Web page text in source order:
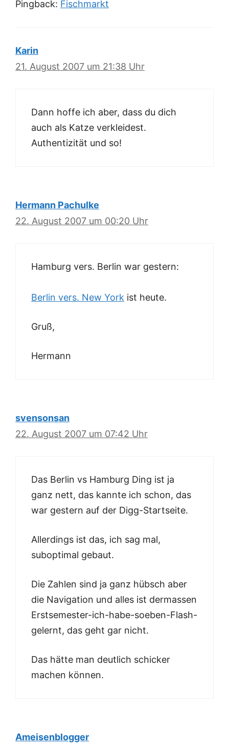
Pingback: Fischmarkt
Karin
21. August 2007 um 21:38 Uhr
Dann hoffe ich aber, dass du dich
auch als Katze verkleidest.
Authentizität und so!
Hermann Pachulke
22. August 2007 um 00:20 Uhr
Hamburg vers. Berlin war gestern:
Berlin vers. New York ist heute.
Gruß,
Hermann
svensonsan
22. August 2007 um 07:42 Uhr
Das Berlin vs Hamburg Ding ist ja
ganz nett, das kannte ich schon, das
war gestern auf der Digg-Startseite.
Allerdings ist das, ich sag mal,
suboptimal gebaut.
Die Zahlen sind ja ganz hübsch aber
die Navigation und alles ist dermassen
Erstsemester-ich-habe-soeben-Flash-
gelernt, das geht gar nicht.
Das hätte man deutlich schicker
machen können.
Ameisenblogger